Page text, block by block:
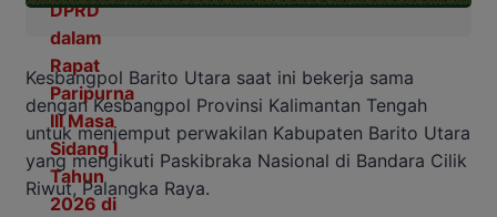
Kesbangpol Barito Utara saat ini bekerja sama
dengan Kesbangpol Provinsi Kalimantan Tengah
untuk menjemput perwakilan Kabupaten Barito Utara
yang mengikuti Paskibraka Nasional di Bandara Cilik
Riwut, Palangka Raya.